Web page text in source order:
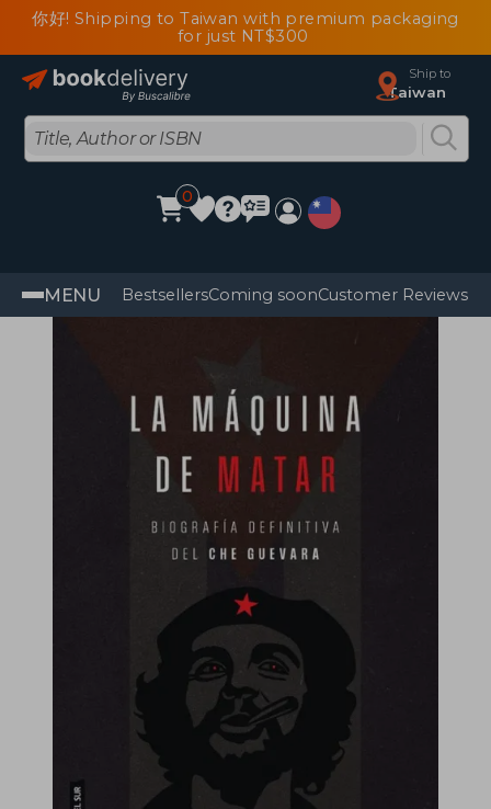
你好! Shipping to Taiwan with premium packaging
for just NT$300
Ship to
Taiwan
0
MENU BestsellersComing soonCustomer Reviews